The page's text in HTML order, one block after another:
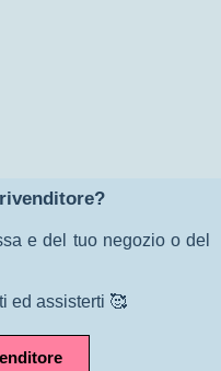
e del tuo negozio o del
ed assisterti 🥰